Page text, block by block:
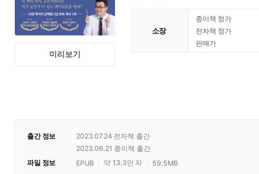
미리보기
소장
종이책 정가
전자책 정가
판매가
출간 정보 2023.07.24 전자책 출간
2023.06.21 종이책 출간
파일 정보 EPUB 약 13.3만 자 59.5MB